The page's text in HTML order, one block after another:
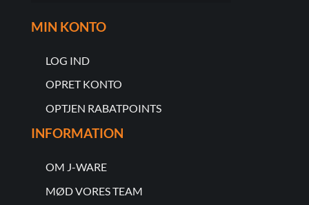
MIN KONTO
LOG IND
OPRET KONTO
OPTJEN RABATPOINTS
INFORMATION
OM J-WARE
MØD VORES TEAM